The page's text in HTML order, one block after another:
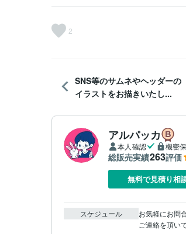
2
SNS等のサムネやヘッダーの
イラストをお描きいたし...
アルパッカ
本人確認 機密
総販売実績263評価
無料で見積り相
スケジュール
お気軽にお問
ご連絡を頂い